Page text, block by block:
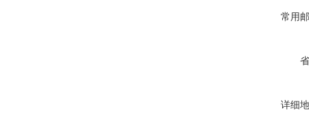
常用
详细